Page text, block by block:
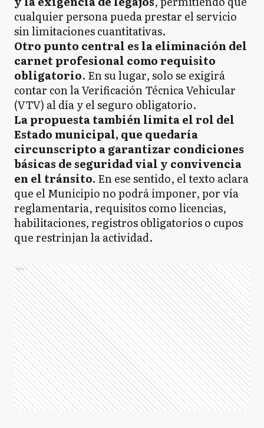
cualquier persona pueda prestar el servicio
sin limitaciones cuantitativas.
Otro punto central es la eliminación del
carnet profesional como requisito
obligatorio. En su lugar, solo se exigirá
contar con la Verificación Técnica Vehicular
(VTV) al día y el seguro obligatorio.
La propuesta también limita el rol del
Estado municipal, que quedaría
circunscripto a garantizar condiciones
básicas de seguridad vial y convivencia
en el tránsito. En ese sentido, el texto aclara
que el Municipio no podrá imponer, por vía
reglamentaria, requisitos como licencias,
habilitaciones, registros obligatorios o cupos
que restrinjan la actividad.
Ads